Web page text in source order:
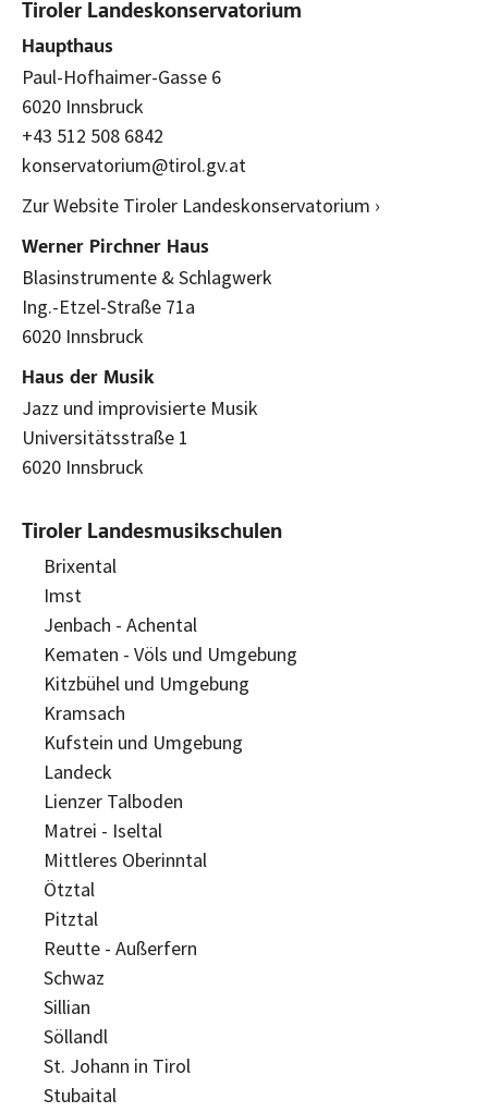
Tiroler Landeskonservatorium
Haupthaus
Paul-Hofhaimer-Gasse 6
6020 Innsbruck
+43 512 508 6842
konservatorium@tirol.gv.at
Zur Website Tiroler Landeskonservatorium ›
Werner Pirchner Haus
Blasinstrumente & Schlagwerk
Ing.-Etzel-Straße 71a
6020 Innsbruck
Haus der Musik
Jazz und improvisierte Musik
Universitätsstraße 1
6020 Innsbruck
Tiroler Landesmusikschulen
Brixental
Imst
Jenbach - Achental
Kematen - Völs und Umgebung
Kitzbühel und Umgebung
Kramsach
Kufstein und Umgebung
Landeck
Lienzer Talboden
Matrei - Iseltal
Mittleres Oberinntal
Ötztal
Pitztal
Reutte - Außerfern
Schwaz
Sillian
Söllandl
St. Johann in Tirol
Stubaital